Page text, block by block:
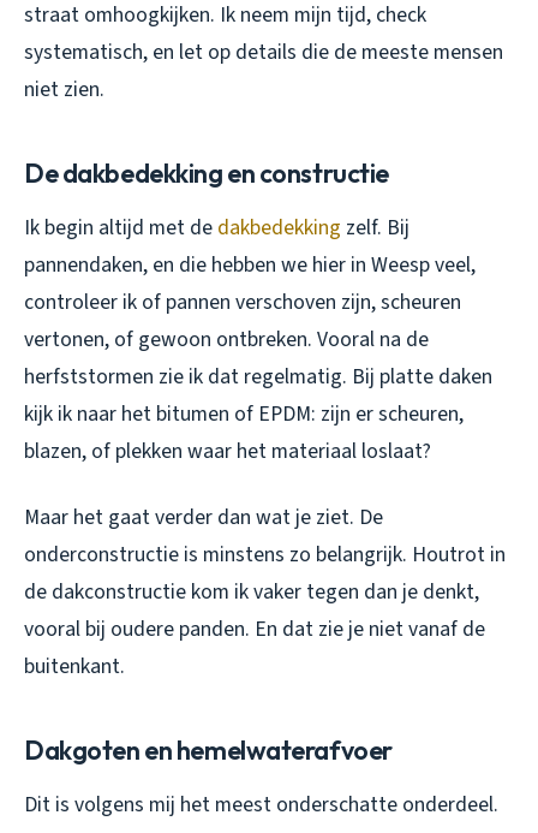
straat omhoogkijken. Ik neem mijn tijd, check
systematisch, en let op details die de meeste mensen
niet zien.
De dakbedekking en constructie
Ik begin altijd met de dakbedekking zelf. Bij
pannendaken, en die hebben we hier in Weesp veel,
controleer ik of pannen verschoven zijn, scheuren
vertonen, of gewoon ontbreken. Vooral na de
herfststormen zie ik dat regelmatig. Bij platte daken
kijk ik naar het bitumen of EPDM: zijn er scheuren,
blazen, of plekken waar het materiaal loslaat?
Maar het gaat verder dan wat je ziet. De
onderconstructie is minstens zo belangrijk. Houtrot in
de dakconstructie kom ik vaker tegen dan je denkt,
vooral bij oudere panden. En dat zie je niet vanaf de
buitenkant.
Dakgoten en hemelwaterafvoer
Dit is volgens mij het meest onderschatte onderdeel.